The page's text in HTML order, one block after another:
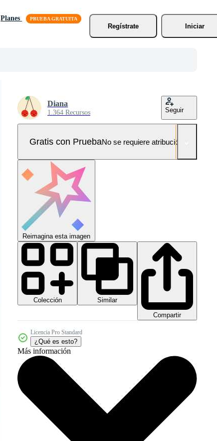
Planes
Regístrate
Iniciar
Diana
1.364 Recursos Seguir
Gratis con PruebaNo se requiere atribución!
Reimagina esta imagen
Colección
Similar
Compartir
Licencia Pro Standard
¿Qué es esto?
Más información